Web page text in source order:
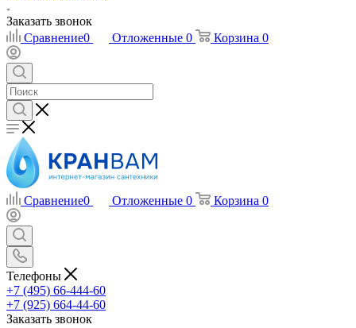
Заказать звонок
Сравнение0 Отложенные 0 Корзина 0
Сравнение0 Отложенные 0 Корзина 0
Телефоны
+7 (495) 66-444-60
+7 (925) 664-44-60
Заказать звонок